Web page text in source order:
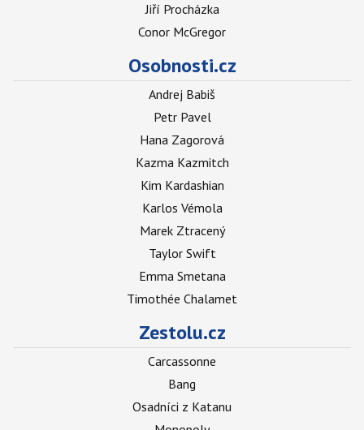
Jiří Procházka
Conor McGregor
Osobnosti.cz
Andrej Babiš
Petr Pavel
Hana Zagorová
Kazma Kazmitch
Kim Kardashian
Karlos Vémola
Marek Ztracený
Taylor Swift
Emma Smetana
Timothée Chalamet
Zestolu.cz
Carcassonne
Bang
Osadníci z Katanu